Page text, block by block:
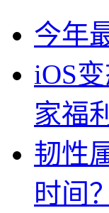
今年
iOS
家福
韧性
时间？